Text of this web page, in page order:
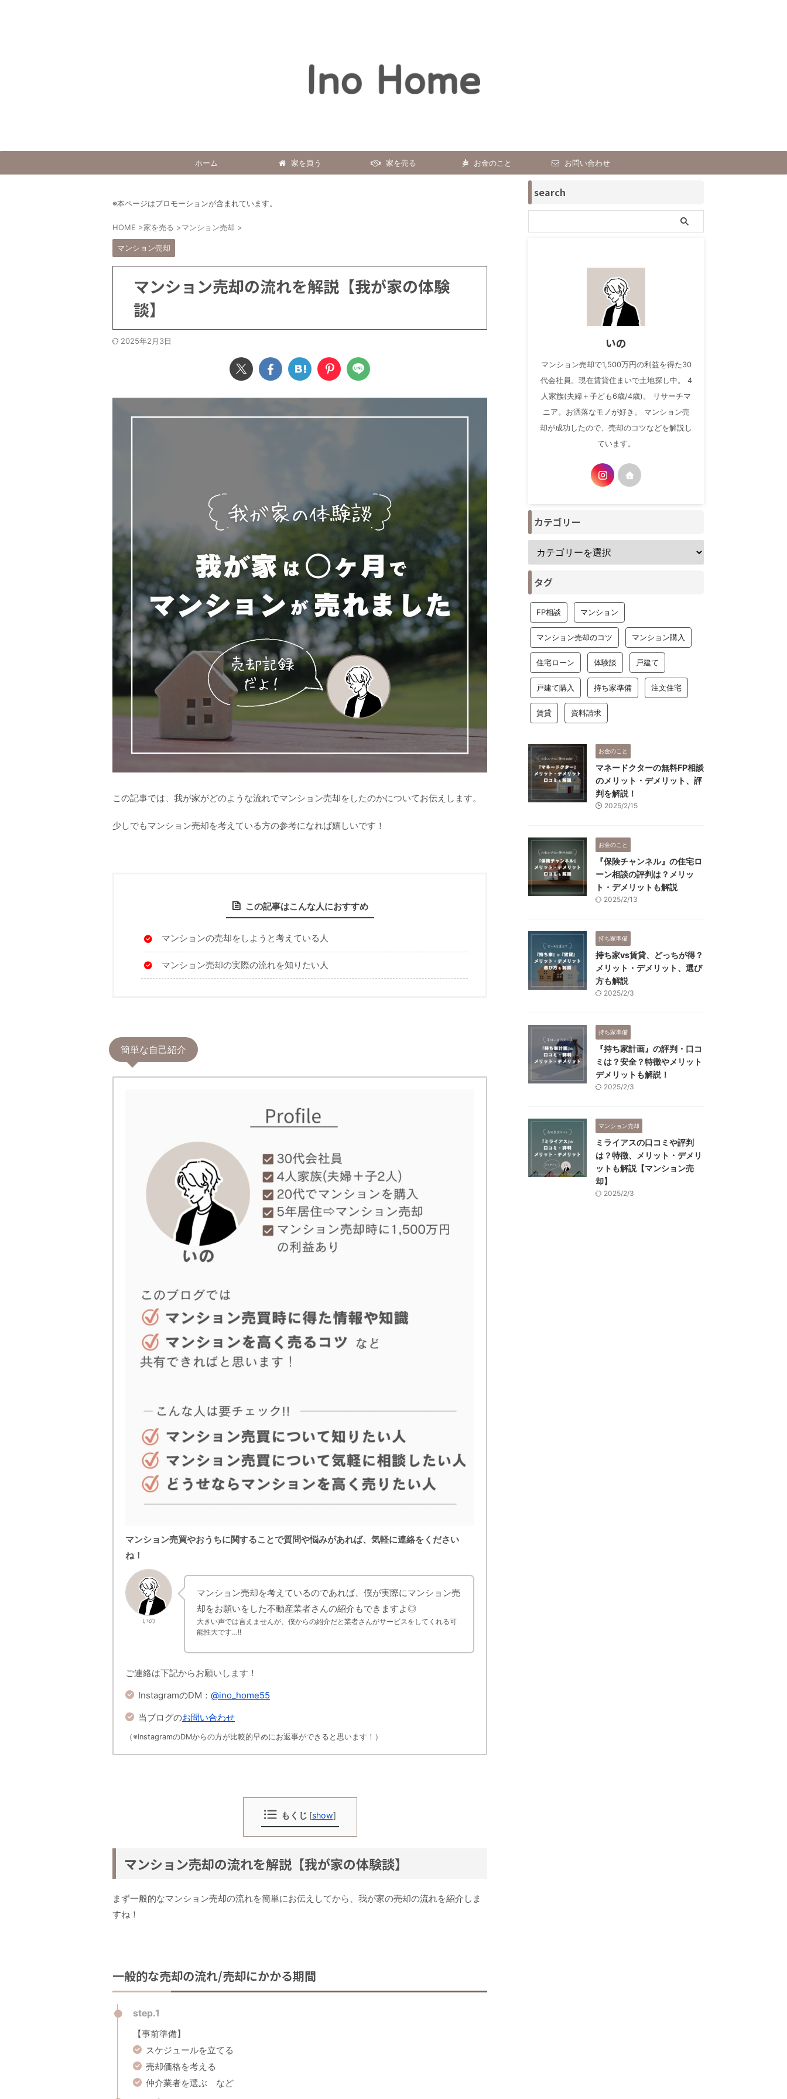
ホーム 家を買う 家を売る お金のこと お問い合わせ
※本ページはプロモーションが含まれています。
HOME >家を売る >マンション売却 >
マンション売却
マンション売却の流れを解説【我が家の体験
談】
2025年2月3日
この記事では、我が家がどのような流れでマンション売却をしたのかについてお伝えします。
少しでもマンション売却を考えている方の参考になれば嬉しいです！
この記事はこんな人におすすめ
マンションの売却をしようと考えている人
マンション売却の実際の流れを知りたい人
簡単な自己紹介
マンション売買やおうちに関することで質問や悩みがあれば、気軽に連絡をください
ね！
いの
マンション売却を考えているのであれば、僕が実際にマンション売
却をお願いをした不動産業者さんの紹介もできますよ◎
大きい声では言えませんが、僕からの紹介だと業者さんがサービスをしてくれる可
能性大です…!!
ご連絡は下記からお願いします！
InstagramのDM： @ino_home55
当ブログのお問い合わせ
（※InstagramのDMからの方が比較的早めにお返事ができると思います！）
もくじ [show]
マンション売却の流れを解説【我が家の体験談】
まず一般的なマンション売却の流れを簡単にお伝えしてから、我が家の売却の流れを紹介しま
すね！
一般的な売却の流れ/売却にかかる期間
step.1
【事前準備】
スケジュールを立てる
売却価格を考える
仲介業者を選ぶ など
search
いの
マンション売却で1,500万円の利益を得た30
代会社員。現在賃貸住まいで土地探し中。 4
人家族(夫婦＋子ども6歳/4歳)。 リサーチマ
ニア。お洒落なモノが好き。 マンション売
却が成功したので、売却のコツなどを解説し
ています。
カテゴリー
タグ
FP相談 マンション
マンション売却のコツ マンション購入
住宅ローン 体験談 戸建て
戸建て購入 持ち家準備 注文住宅
賃貸 資料請求
お金のこと
マネードクターの無料FP相談
のメリット・デメリット、評
判を解説！
2025/2/15
お金のこと
『保険チャンネル』の住宅ロ
ーン相談の評判は？メリッ
ト・デメリットも解説
2025/2/13
持ち家準備
持ち家vs賃貸、どっちが得？
メリット・デメリット、選び
方も解説
2025/2/3
持ち家準備
『持ち家計画』の評判・口コ
ミは？安全？特徴やメリット
デメリットも解説！
2025/2/3
マンション売却
ミライアスの口コミや評判
は？特徴、メリット・デメリ
ットも解説【マンション売
却】
2025/2/3